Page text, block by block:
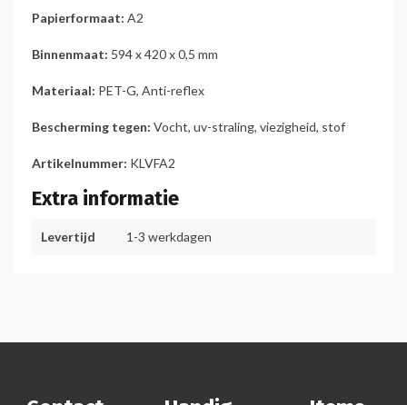
Papierformaat: A2
Binnenmaat: 594 x 420 x 0,5 mm
Materiaal: PET-G, Anti-reflex
Bescherming tegen: Vocht, uv-straling, viezigheid, stof
Artikelnummer: KLVFA2
Extra informatie
Levertijd 1-3 werkdagen